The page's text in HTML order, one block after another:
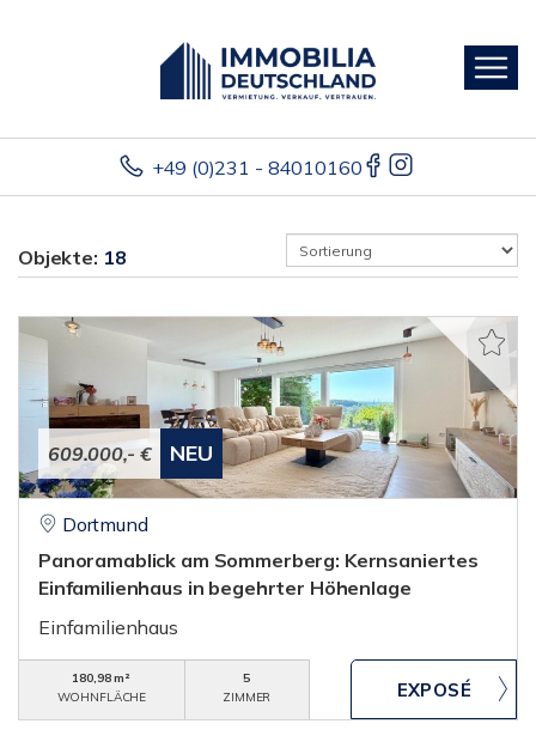
+49 (0)231 - 84010160
Objekte: 18
609.000,- € NEU
Dortmund
Panoramablick am Sommerberg: Kernsaniertes
Einfamilienhaus in begehrter Höhenlage
Einfamilienhaus
180,98 m²
WOHNFLÄCHE
5
ZIMMER